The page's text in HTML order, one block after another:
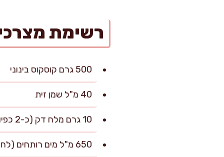
רשימת
500 גרם קוסקוס בינוני
40 מ"ל שמן זית
10 גרם מלח דק (כ-2 כפיות), ועוד לפי הטעם
650 מ"ל מים רותחים (לחלק הראשון של ההשריה)